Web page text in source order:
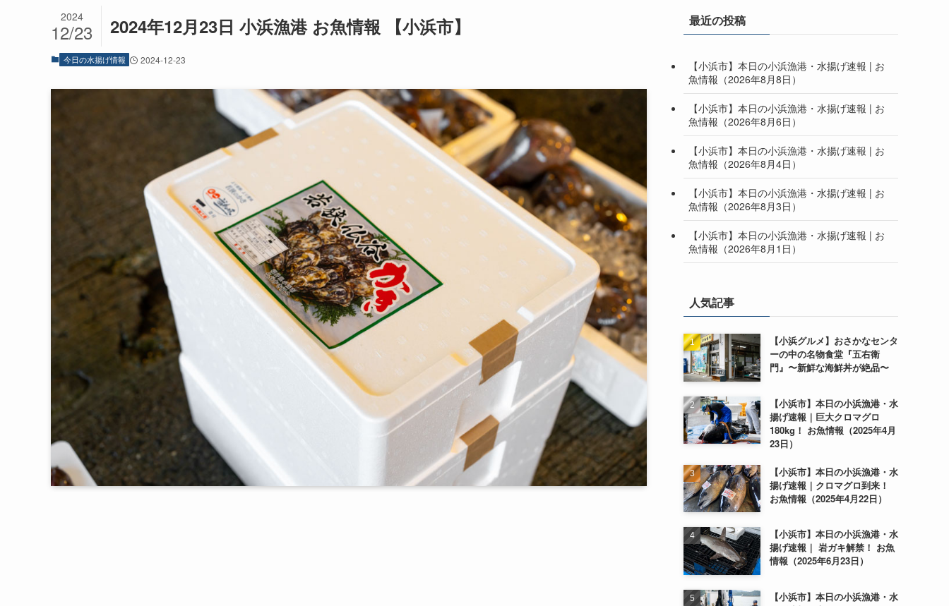
2024年12月23日 小浜漁港 お魚情報 【小浜市】
2024
12/23
今日の水揚げ情報 2024-12-23
最近の投稿
【小浜市】本日の小浜漁港・水揚げ速報 | お
魚情報（2026年8月8日）
【小浜市】本日の小浜漁港・水揚げ速報 | お
魚情報（2026年8月6日）
【小浜市】本日の小浜漁港・水揚げ速報 | お
魚情報（2026年8月4日）
【小浜市】本日の小浜漁港・水揚げ速報 | お
魚情報（2026年8月3日）
【小浜市】本日の小浜漁港・水揚げ速報 | お
魚情報（2026年8月1日）
人気記事
【小浜グルメ】おさかなセンタ
ーの中の名物食堂『五右衛
門』〜新鮮な海鮮丼が絶品〜
【小浜市】本日の小浜漁港・水
揚げ速報｜巨大クロマグロ
180kg！ お魚情報（2025年4月
23日）
【小浜市】本日の小浜漁港・水
揚げ速報｜クロマグロ到来！
お魚情報（2025年4月22日）
【小浜市】本日の小浜漁港・水
揚げ速報｜ 岩ガキ解禁！ お魚
情報（2025年6月23日）
【小浜市】本日の小浜漁港・水